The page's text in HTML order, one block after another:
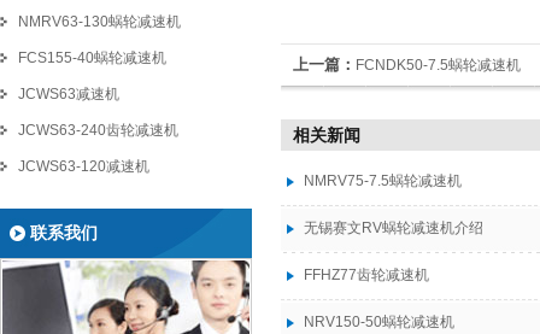
NMRV63-130蜗轮减速机
FCS155-40蜗轮减速机
JCWS63减速机
JCWS63-240齿轮减速机
JCWS63-120减速机
联系我们
上一篇： FCNDK50-7.5蜗轮减速机
相关新闻
NMRV75-7.5蜗轮减速机
无锡赛文RV蜗轮减速机介绍
FFHZ77齿轮减速机
NRV150-50蜗轮减速机